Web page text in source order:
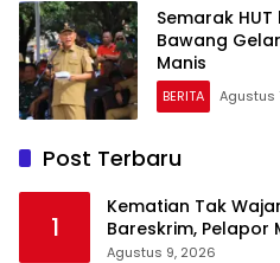
Semarak
Bawang
Manis
BERITA Agustus
Post Terbaru
1
Kematian Tak
Bareskrim, Pelapor
Agustus 9, 2026